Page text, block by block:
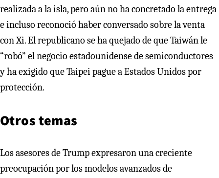
realizada a la isla, pero aún no ha concretado la entrega
e incluso reconoció haber conversado sobre la venta
con Xi. El republicano se ha quejado de que Taiwán le
“robó” el negocio estadounidense de semiconductores
y ha exigido que Taipei pague a Estados Unidos por
protección.
Otros temas
Los asesores de Trump expresaron una creciente
preocupación por los modelos avanzados de